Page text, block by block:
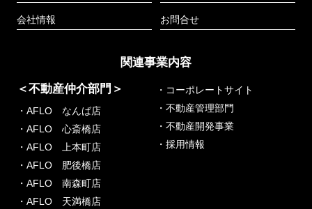
会社情報 お問合せ
関連事業内容
＜不動産仲介部門＞
・AFLO なんば店
・AFLO 心斎橋店
・AFLO 上本町店
・AFLO 肥後橋店
・AFLO 南森町店
・AFLO 天満橋店
・コーポレートサイト
・不動産管理部門
・不動産開発事業
・採用情報